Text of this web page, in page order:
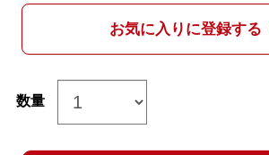
お気に入りに登録する